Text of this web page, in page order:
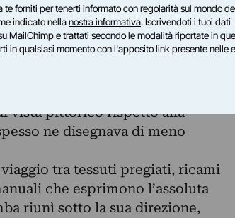
Caramba, una vera e propria
definito – in cui si riunivano
ai calzolai, ai fabbri, in
valore artistico.
della Sartoria Teatrale Pipi di
vista pittorico rispetto alla
ne disegnava di meno
tra tessuti pregiati, ricami
che esprimono l’assoluta
riunì sotto la sua direzione,
forniti per tenerti informato con regolarità sul mondo
indicato nellanostra informativa. Iscrivendoti i tuoi dati
MailChimp e trattati secondo le modalità riportate in
in qualsiasi momento con l'apposito link presente nelle